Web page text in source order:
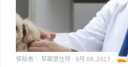
張貼者： 草廟堂住持 9月 09, 2013